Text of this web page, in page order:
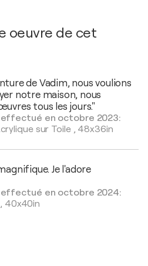
oeuvre de cet
de Vadim, nous voulions
notre maison, nous
tous les jours."
effectué en octobre 2023:
sur Toile, 48x36in
Je l'adore
effectué en octobre 2024:
, 40x40in